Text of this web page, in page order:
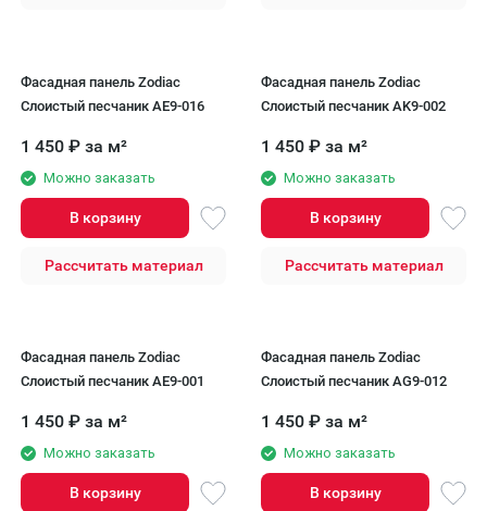
Фасадная панель Zodiac
Слоистый песчаник AE9-016
1 450 ₽ за м²
Можно заказать
В корзину
Рассчитать материал
Фасадная панель Zodiac
Слоистый песчаник AK9-002
1 450 ₽ за м²
Можно заказать
В корзину
Рассчитать материал
Фасадная панель Zodiac
Слоистый песчаник AE9-001
1 450 ₽ за м²
Можно заказать
В корзину
Фасадная панель Zodiac
Слоистый песчаник AG9-012
1 450 ₽ за м²
Можно заказать
В корзину